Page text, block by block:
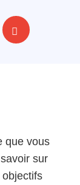
que vous
sur